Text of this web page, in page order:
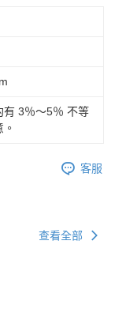
有 3％～5％ 不等
客服
查看全部